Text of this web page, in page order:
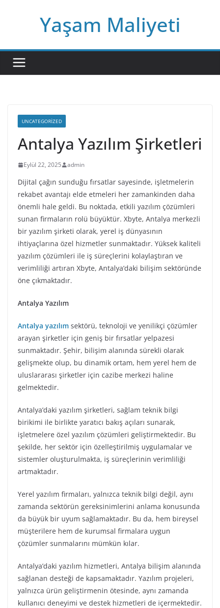
Yaşam Maliyeti
UNCATEGORIZED
Antalya Yazılım Şirketleri
Eylül 22, 2025 admin
Dijital çağın sunduğu fırsatlar sayesinde, işletmelerin
rekabet avantajı elde etmeleri her zamankinden daha
önemli hale geldi. Bu noktada, etkili yazılım çözümleri
sunan firmaların rolü büyüktür. Xbyte, Antalya merkezli
bir yazılım şirketi olarak, yerel iş dünyasının
ihtiyaçlarına özel hizmetler sunmaktadır. Yüksek kaliteli
yazılım çözümleri ile iş süreçlerini kolaylaştıran ve
verimliliği artıran Xbyte, Antalya’daki bilişim sektöründe
öne çıkmaktadır.
Antalya Yazılım
Antalya yazılım sektörü, teknoloji ve yenilikçi çözümler
arayan şirketler için geniş bir fırsatlar yelpazesi
sunmaktadır. Şehir, bilişim alanında sürekli olarak
gelişmekte olup, bu dinamik ortam, hem yerel hem de
uluslararası şirketler için cazibe merkezi haline
gelmektedir.
Antalya’daki yazılım şirketleri, sağlam teknik bilgi
birikimi ile birlikte yaratıcı bakış açıları sunarak,
işletmelere özel yazılım çözümleri geliştirmektedir. Bu
şekilde, her sektör için özelleştirilmiş uygulamalar ve
sistemler oluşturulmakta, iş süreçlerinin verimliliği
artmaktadır.
Yerel yazılım firmaları, yalnızca teknik bilgi değil, aynı
zamanda sektörün gereksinimlerini anlama konusunda
da büyük bir uyum sağlamaktadır. Bu da, hem bireysel
müşterilere hem de kurumsal firmalara uygun
çözümler sunmalarını mümkün kılar.
Antalya’daki yazılım hizmetleri, Antalya bilişim alanında
sağlanan desteği de kapsamaktadır. Yazılım projeleri,
yalnızca ürün geliştirmenin ötesinde, aynı zamanda
kullanıcı deneyimi ve destek hizmetleri de içermektedir.